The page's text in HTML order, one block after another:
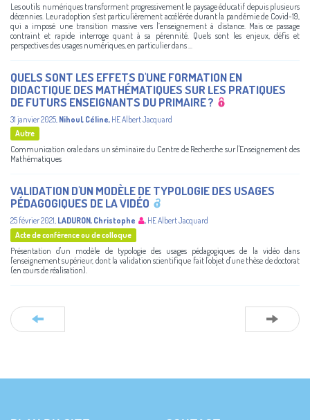
Les outils numériques transforment progressivement le paysage éducatif depuis plusieurs
décennies. Leur adoption s’est particulièrement accélérée durant la pandémie de Covid-19,
qui a imposé une transition massive vers l’enseignement à distance. Mais ce passage
contraint et rapide interroge quant à sa pérennité. Quels sont les enjeux, défis et
perspectives des usages numériques, en particulier dans ...
QUELS SONT LES EFFETS D'UNE FORMATION EN
DIDACTIQUE DES MATHÉMATIQUES SUR LES PRATIQUES
DE FUTURS ENSEIGNANTS DU PRIMAIRE ?
31 janvier 2025 Nihoul, Céline, HE Albert Jacquard
Autre
Communication orale dans un séminaire du Centre de Recherche sur l'Enseignement des
Mathématiques
VALIDATION D'UN MODÈLE DE TYPOLOGIE DES USAGES
PÉDAGOGIQUES DE LA VIDÉO
25 février 2021 LADURON, Christophe , HE Albert Jacquard
Acte de conférence ou de colloque
Présentation d'un modèle de typologie des usages pédagogiques de la vidéo dans
l'enseignement supérieur, dont la validation scientifique fait l'objet d'une thèse de doctorat
(en cours de réalisation).